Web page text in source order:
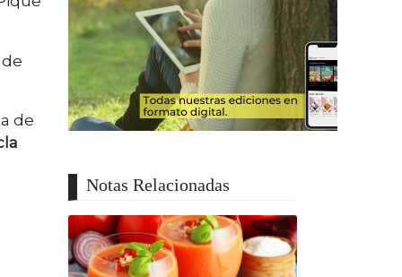
de
Notas Relacionadas